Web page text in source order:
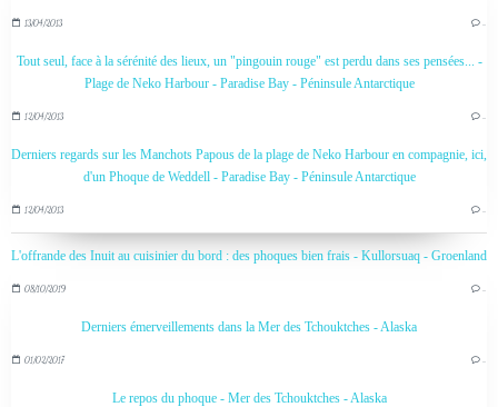
13/04/2013 …
Tout seul, face à la sérénité des lieux, un "pingouin rouge" est perdu dans ses pensées... -
Plage de Neko Harbour - Paradise Bay - Péninsule Antarctique
12/04/2013 …
Derniers regards sur les Manchots Papous de la plage de Neko Harbour en compagnie, ici,
d'un Phoque de Weddell - Paradise Bay - Péninsule Antarctique
12/04/2013 …
L'offrande des Inuit au cuisinier du bord : des phoques bien frais - Kullorsuaq - Groenland
08/10/2019 …
Derniers émerveillements dans la Mer des Tchouktches - Alaska
01/02/2017 …
Le repos du phoque - Mer des Tchouktches - Alaska